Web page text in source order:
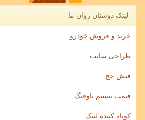
لینک دوستان روان ما
خرید و فروش خودرو
طراحی سایت
فیش حج
قیمت بیسیم باوفنگ
کوتاه کننده لینک